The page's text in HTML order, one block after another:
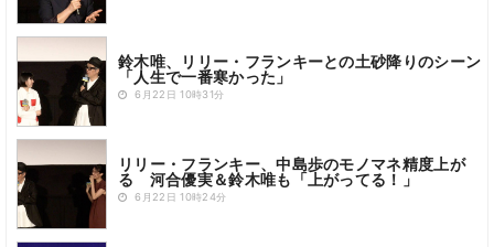
鈴木唯、リリー・フランキーとの土砂降りのシーン
「人生で一番寒かった」
6月22日 10時31分
リリー・フランキー、中島歩のモノマネ精度上が
る 河合優実＆鈴木唯も「上がってる！」
6月22日 10時24分